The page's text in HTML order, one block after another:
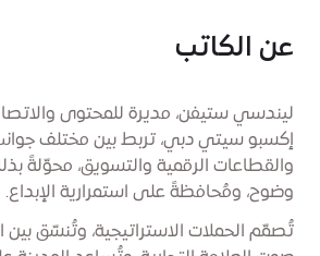
عن الكاتب
ليندسي ستيفن، مديرة للمحتوى
إكسبو سيتي دبي، تربط بين مختلف
والقطاعات الرقمية والتسويق، محوّلةً
وضوح، ومُحافظةً على استمرارية الإبداع.
تُصمّم الحملات الاستراتيجية، وتُنسّق